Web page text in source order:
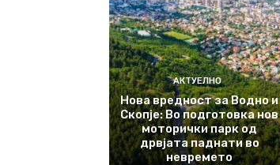
АКТУЕЛНО
Нова вредност за Водно и
Скопје: Во подготовка нов
моторички парк од
дрвјата паднати во
невремето